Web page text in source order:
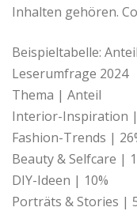
Inhalten gehören.
Beispieltabelle:
Leserumfrage 2024
Thema | Anteil
Interior-Inspiration |
Fashion-Trends |
Beauty & Selfcare |
DIY-Ideen | 10%
Porträts & Stories |